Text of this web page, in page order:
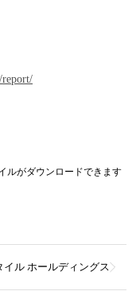
report/
ルがダウンロードできます
ル ホールディングス